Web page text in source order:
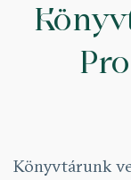
tartalomra
Könyvtárunk